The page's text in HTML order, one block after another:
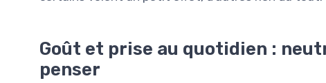
Goût et prise au quotidien :
penser